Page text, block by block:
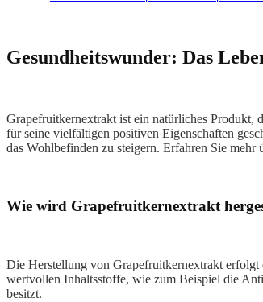
Gesundheitswunder: Das
Grapefruitkernextrakt ist ein natürliches Produkt,
für seine vielfältigen positiven Eigenschaften
das Wohlbefinden zu steigern. Erfahren Sie
Wie wird Grapefruitkernextrakt
Die Herstellung von Grapefruitkernextrakt erfolgt
wertvollen Inhaltsstoffe, wie zum Beispiel die
besitzt.